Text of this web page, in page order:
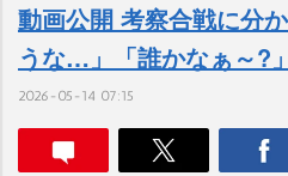
動画公開 考察合戦に分
うな…」「誰かなぁ～?」
2026-05-14 07:15